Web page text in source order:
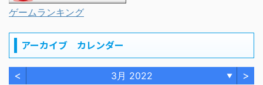
ゲームランキング
アーカイブ カレンダー
< 3月 2022 ▼ >